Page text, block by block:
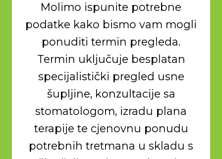
Molimo ispunite potrebne
podatke kako bismo vam mogli
ponuditi termin pregleda.
Termin uključuje besplatan
specijalistički pregled usne
šupljine, konzultacije sa
stomatologom, izradu plana
terapije te cjenovnu ponudu
potrebnih tretmana u skladu s